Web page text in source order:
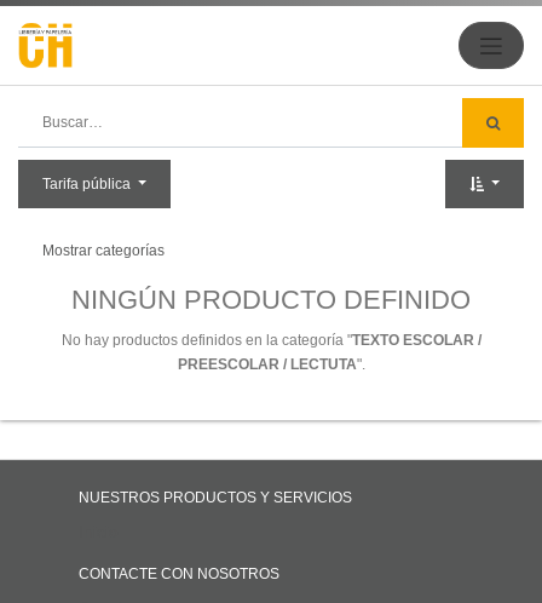
Tarifa pública
Mostrar categorías
NINGÚN PRODUCTO DEFINIDO
No hay productos definidos en la categoría "TEXTO ESCOLAR /
PREESCOLAR / LECTUTA".
NUESTROS PRODUCTOS Y SERVICIOS
CONTACTE CON NOSOTROS